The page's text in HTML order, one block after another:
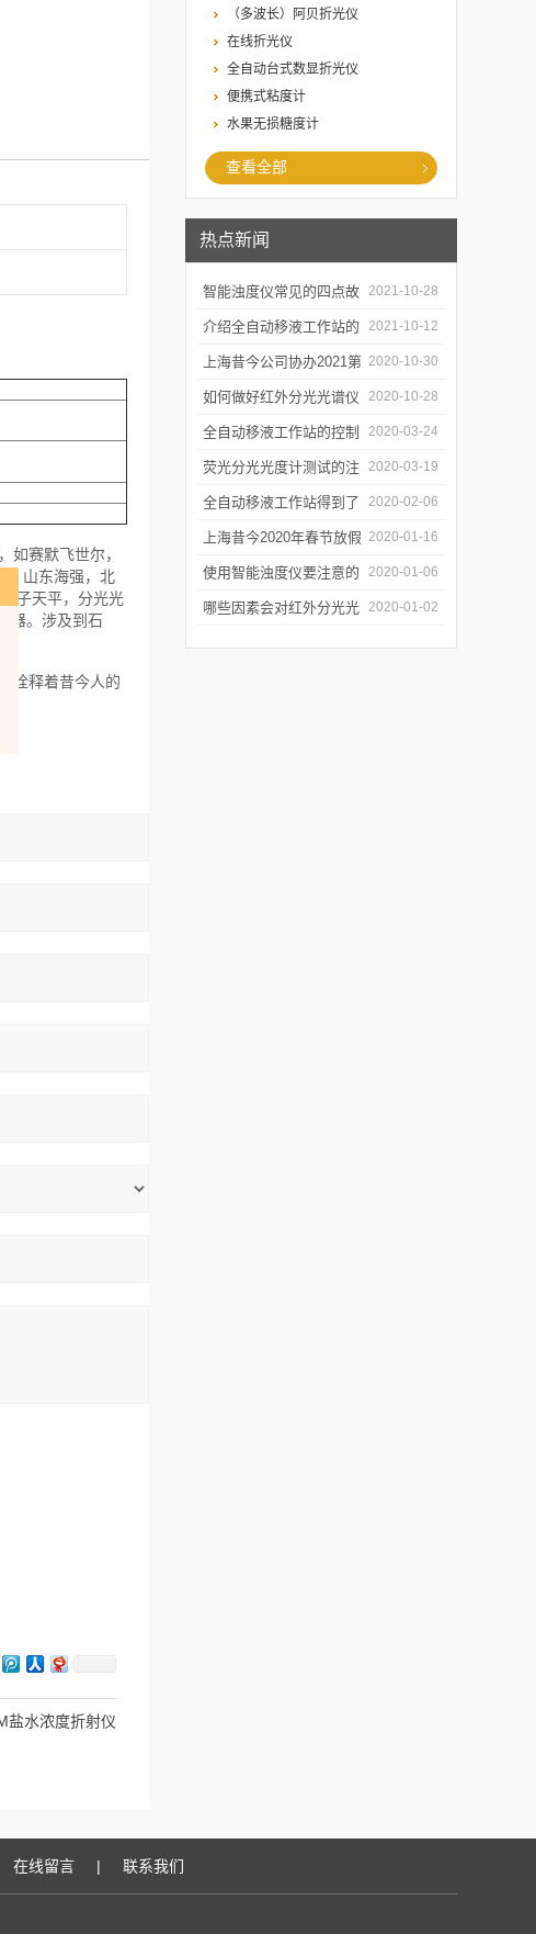
（多波长）阿贝折光仪
在线折光仪
全自动台式数显折光仪
便携式粘度计
水果无损糖度计
查看全部
热点新闻
智能浊度仪常见的四点故
障
2021-10-28
介绍全自动移液工作站的
三种移液方式
2021-10-12
上海昔今公司协办2021第
二届上海沪助科研圈发展
年会
2020-10-30
如何做好红外分光光谱仪
的防潮工作
2020-10-28
全自动移液工作站的控制
软件有哪些特点
2020-03-24
荧光分光光度计测试的注
意事项有哪些
2020-03-19
全自动移液工作站得到了
广泛的应用
2020-02-06
上海昔今2020年春节放假
通知
2020-01-16
使用智能浊度仪要注意的
几个要点
2020-01-06
哪些因素会对红外分光光 2020-01-02
如赛默飞世尔，
，山东海强，北
子天平，分光光
器。涉及到石
*诠释着昔今人的
盐水浓度折射仪
在线留言 | 联系我们